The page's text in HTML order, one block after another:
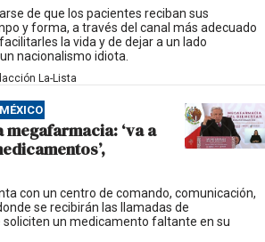
de que los pacientes reciban sus
y forma, a través del canal más adecuado
la vida y de dejar a un lado
nacionalismo idiota.
La-Lista
MÉXICO
megafarmacia: ‘va a
con un centro de comando, comunicación,
se recibirán las llamadas de
un medicamento faltante en su